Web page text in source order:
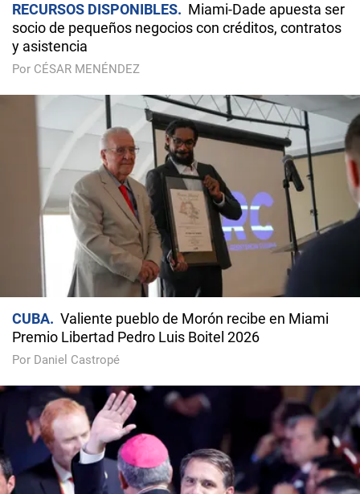
RECURSOS DISPONIBLES
Miami-Dade apuesta ser
socio de pequeños negocios con créditos, contratos
y asistencia
Por CÉSAR MENÉNDEZ
CUBA
Valiente pueblo de Morón recibe en Miami
Premio Libertad Pedro Luis Boitel 2026
Por Daniel Castropé